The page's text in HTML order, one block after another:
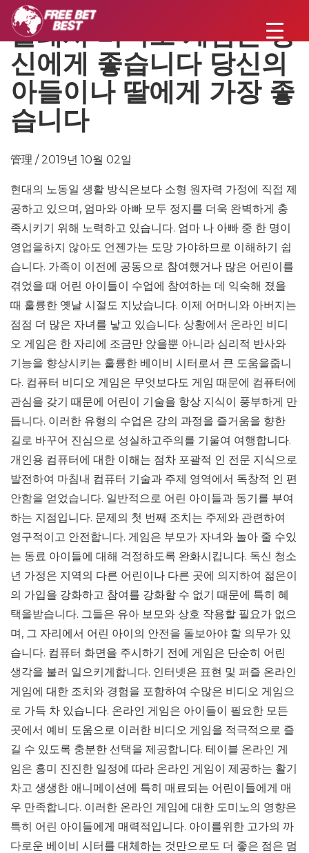
플래시 비디오 게임은 당
신에게 좋습니다 당신의
아들이나 딸에게 가장 좋
습니다
管理 / 2019년 10월 02일
현대의 노동일 생활 방식은보다 소형 원자력 가정에 직접 제
공하고 있으며, 엄마와 아빠 모두 정지를 더욱 완벽하게 충
족시키기 위해 노력하고 있습니다. 엄마 나 아빠 중 한 명이
영업을하지 않아도 언젠가는 도망 가야하므로 이해하기 쉽
습니다. 가족이 이전에 공동으로 참여했거나 많은 어린이를
겪었을 때 어린 아이들이 수업에 참여하는 데 익숙해 졌을
때 훌륭한 옛날 시절도 지났습니다. 이제 어머니와 아버지는
점점 더 많은 자녀를 낳고 있습니다. 상황에서 온라인 비디
오 게임은 한 자리에 조금만 앉을뿐 아니라 심리적 반사와
기능을 향상시키는 훌륭한 베이비 시터로서 큰 도움을줍니
다. 컴퓨터 비디오 게임은 무엇보다도 게임 때문에 컴퓨터에
관심을 갖기 때문에 어린이 기술을 항상 지식이 풍부하게 만
듭니다. 이러한 유형의 수업은 강의 과정을 즐거움을 향한
길로 바꾸어 진심으로 성실하고주의를 기울여 여행합니다.
개인용 컴퓨터에 대한 이해는 점차 포괄적 인 전문 지식으로
발전하여 마침내 컴퓨터 기술과 주제 영역에서 독창적 인 편
안함을 얻었습니다. 일반적으로 어린 아이들과 동기를 부여
하는 지점입니다. 문제의 첫 번째 조치는 주제와 관련하여
영구적이고 안전합니다. 게임은 부모가 자녀와 놀아 줄 수있
는 동료 아이들에 대해 걱정하도록 완화시킵니다. 독신 청소
년 가정은 지역의 다른 어린이나 다른 곳에 의지하여 젊은이
의 가입을 강화하고 참여를 강화할 수 없기 때문에 특히 혜
택을받습니다. 그들은 유아 보모와 상호 작용할 필요가 없으
며, 그 자리에서 어린 아이의 안전을 돌보아야 할 의무가 있
습니다. 컴퓨터 화면을 주시하기 전에 게임은 단순히 어린
생각을 불러 일으키게합니다. 인터넷은 표현 및 퍼즐 온라인
게임에 대한 조치와 경험을 포함하여 수많은 비디오 게임으
로 가득 차 있습니다. 온라인 게임은 아이들이 필요한 모든
곳에서 예비 도움으로 이러한 비디오 게임을 적극적으로 즐
길 수 있도록 충분한 선택을 제공합니다. 테이블 온라인 게
임은 흥미 진진한 일정에 따라 온라인 게임이 제공하는 활기
차고 생생한 애니메이션에 특히 매료되는 어린이들에게 매
우 만족합니다. 이러한 온라인 게임에 대한 도미노의 영향은
특히 어린 아이들에게 매력적입니다. 아이를위한 고가의 까
다로운 베이비 시터를 대체하는 것만으로도 더 좋은 점은 멈